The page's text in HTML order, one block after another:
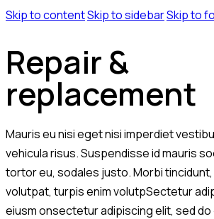
Skip to contentSkip to sidebarSkip to
Repair &
replacement
Mauris eu nisi eget nisi imperdiet
vehicula risus. Suspendisse id mauris
tortor eu, sodales justo. Morbi
volutpat, turpis enim volutpSectetur
eiusm onsectetur adipiscing elit, sed